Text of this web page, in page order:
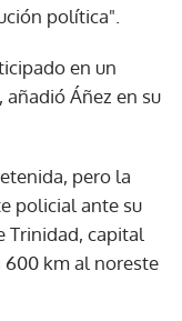
política".
en un
Áñez en su
pero la
policial ante su
Trinidad, capital
km al noreste